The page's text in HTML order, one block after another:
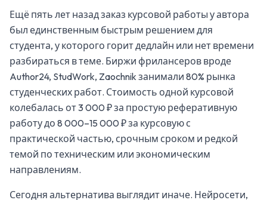
Ещё пять лет назад заказ курсовой работы у автора
был единственным быстрым решением для
студента, у которого горит дедлайн или нет времени
разбираться в теме. Биржи фрилансеров вроде
Author24, StudWork, Zaochnik занимали 80% рынка
студенческих работ. Стоимость одной курсовой
колебалась от 3 000 ₽ за простую реферативную
работу до 8 000–15 000 ₽ за курсовую с
практической частью, срочным сроком и редкой
темой по техническим или экономическим
направлениям.
Сегодня альтернатива выглядит иначе. Нейросети,